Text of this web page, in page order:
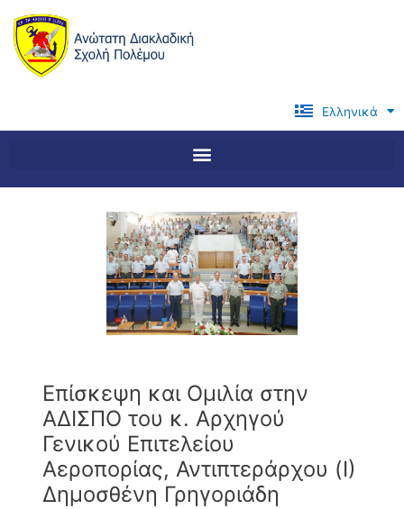
στο
περιεχόμενο
Ελληνικά
English
Επίσκεψη και Ομιλία στην
ΑΔΙΣΠΟ του κ. Αρχηγού
Γενικού Επιτελείου
Αεροπορίας, Αντιπτεράρχου (Ι)
Δημοσθένη Γρηγοριάδη